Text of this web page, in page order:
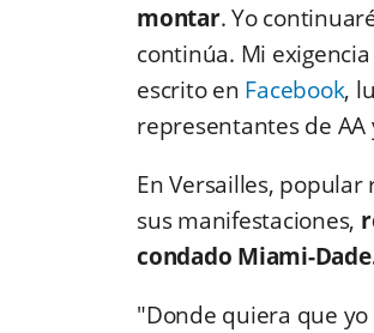
montar. Yo
continúa. Mi
escrito en Facebook,
representantes de
En Versailles,
sus manifestaciones,
condado Miami-
"Donde quiera que yo